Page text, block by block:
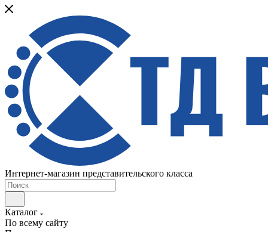
Интернет-магазин представительского класса
Каталог
По всему сайту